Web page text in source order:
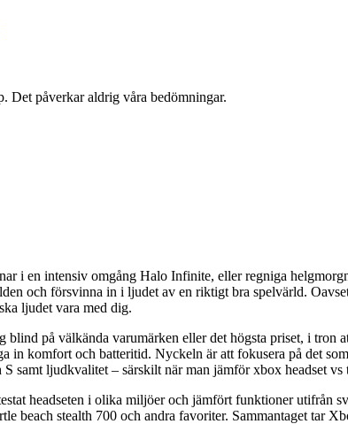
Det påverkar aldrig våra bedömningar.
i en intensiv omgång Halo Infinite, eller regniga
och försvinna in i ljudet av en riktigt bra spelvärld.
ljudet vara med dig.
blind på välkända varumärken eller det högsta priset, i
in komfort och batteritid. Nyckeln är att fokusera på det
samt ljudkvalitet – särskilt när man jämför xbox headset vs
headseten i olika miljöer och jämfört funktioner utifrån
beach stealth 700 och andra favoriter. Sammantaget tar